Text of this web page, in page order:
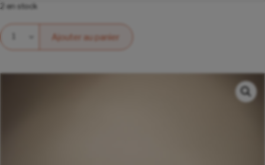
2 en stock
Quantité
Ajouter au panier